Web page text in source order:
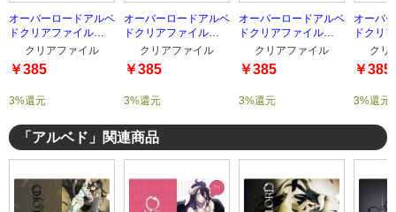
オーバーロードアルベ
ドクリアファイル
type-4クリアファイル
￥385
3%還元
オーバーロードアルベ
ドクリアファイル
type-3クリアファイル
￥385
3%還元
オーバーロードアルベ
ドクリアファイル
type-2クリアファイル
￥385
3%還元
オーバ
ドクリ
type-1
クリ
￥385
3%還元
「アルベド」関連商品